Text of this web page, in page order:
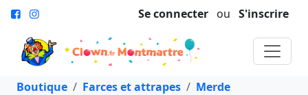
Se connecter ou S'inscrire
Boutique Farces et attrapes Merde